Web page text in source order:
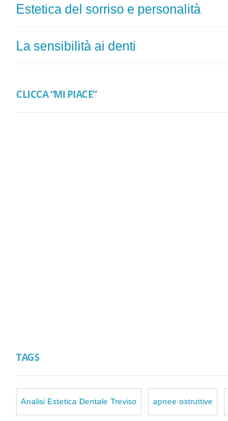
Estetica del sorriso e personalità
La sensibilità ai denti
CLICCA “MI PIACE”
TAGS
Analisi Estetica Dentale Treviso apnee ostruttive